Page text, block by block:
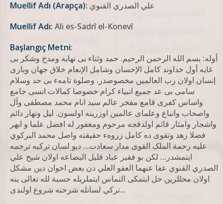
Muellif Adı (Arapça): علي الصدري القنوي
Muellif Adı: Ali es-Sadrî el-Konevî
Başlangıç Metni:
أوله: بسم الله الرحمن الرحيم. حمد وثناء بی نهايه ومدح وشكر بی
غايه أول خداوند كامل الإحسان وشامل الإنعام خلاق جهان وباری
إنسان اولان رب العالمين مخصوصدر. وصلوة تامهء بی حد وسلام
سامی بی عد جميع انبياء كرام خصوصا كمالات انسی جامع
واساس کفری قامع مفخر عالم سید انام محمد مصطفی وآل
واصحاب واتباع وعلمای عالمین اوزرینه اولسون. لیل ونهار دائم
واشجار وامثار قائم اولدقجه مرحوم ومغفور له افضل علما و ابهر
فضلا زهد وتقوی ده کامل زروهء حقیقته واصل محمد البرکوي
علیه رحمة الملک القوی مدار سعادت... دیو لسان ترکیه ترجمه
ایتمشدر... لکن بو فقیر عباد قلیل البضاعه اولان شیخ علي
الصدري القنوي عفا عنهما العفو العلي دن بعض اخوان دین مشکل
اولان محللرین حل ایتمکی التماس ایتملریله حسبة لله تعالی ینه
ترکي لسانله شرحنه شروع اولندی...